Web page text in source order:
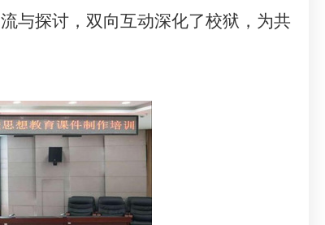
与探讨，双向互动深化了校狱，为共